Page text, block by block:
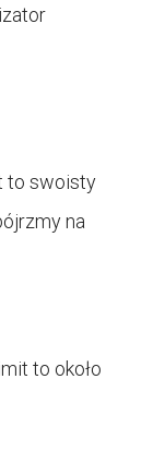
to swoisty
na
to około